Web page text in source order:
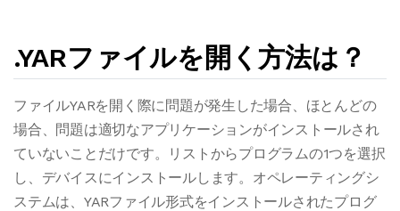
.YARファイルを開く方法は？
ファイルYARを開く際に問題が発生した場合、ほとんどの
場合、問題は適切なアプリケーションがインストールされ
ていないことだけです。リストからプログラムの1つを選択
し、デバイスにインストールします。オペレーティングシ
ステムは、YARファイル形式をインストールされたプログ